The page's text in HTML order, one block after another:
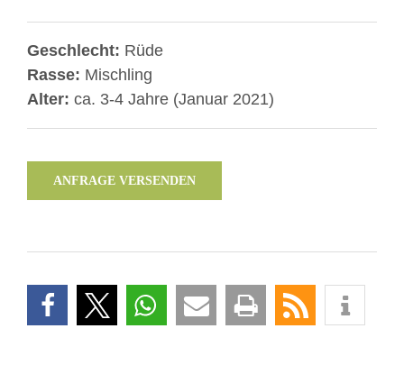
Geschlecht: Rüde
Rasse: Mischling
Alter: ca. 3-4 Jahre (Januar 2021)
ANFRAGE VERSENDEN